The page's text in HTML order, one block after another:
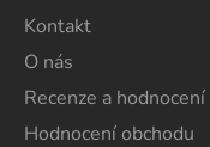
Kontakt
O nás
Recenze a hodnocení
Hodnocení obchodu